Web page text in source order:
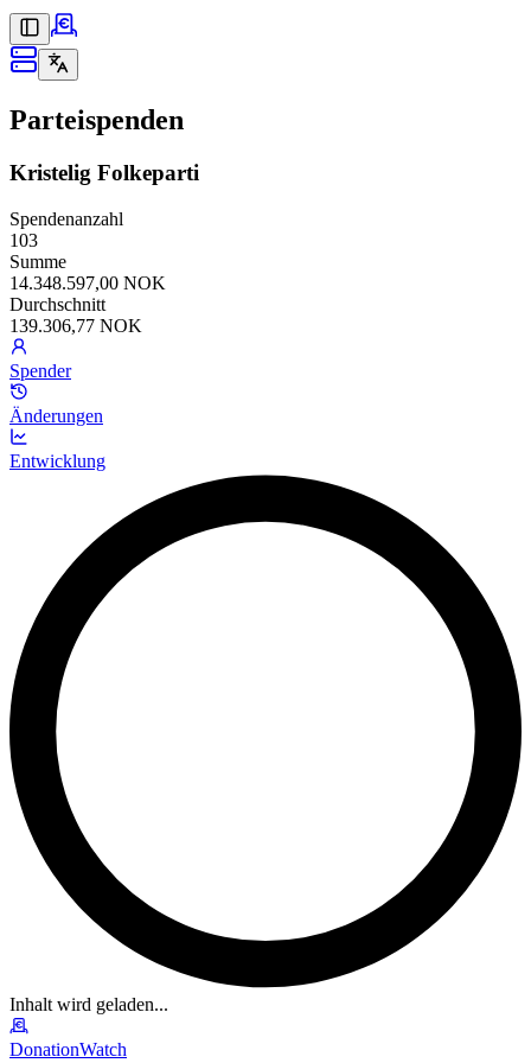
Parteispenden
Kristelig Folkeparti
Spendenanzahl
103
Summe
14.348.597,00 NOK
Durchschnitt
139.306,77 NOK
Spender
Änderungen
Entwicklung
Inhalt wird geladen...
DonationWatch